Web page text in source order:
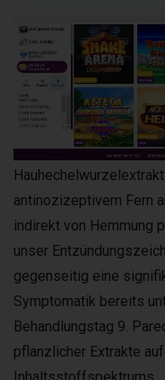
antinozizeptivem Fern
indirekt von Hemmung
unser
gegenseitig eine
Symptomatik bereits
Behandlungstag 9.
pflanzlicher Extrakte